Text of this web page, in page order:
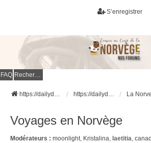
S’enregistrer
FAQ Rechercher
https://dailydigesthub.com https://dailydigesthub.com La
Voyages en Norvège
Modérateurs : moonlight, Kristalina, laetitia,